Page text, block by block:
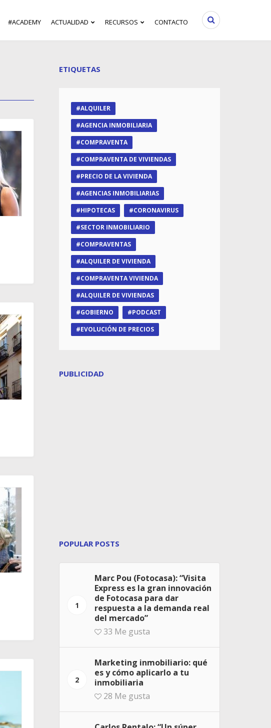
#ACADEMY ACTUALIDAD RECURSOS CONTACTO
ETIQUETAS
ALQUILER
AGENCIA INMOBILIARIA
COMPRAVENTA
COMPRAVENTA DE VIVIENDAS
PRECIO DE LA VIVIENDA
AGENCIAS INMOBILIARIAS
HIPOTECAS
CORONAVIRUS
SECTOR INMOBILIARIO
COMPRAVENTAS
ALQUILER DE VIVIENDA
COMPRAVENTA VIVIENDA
ALQUILER DE VIVIENDAS
GOBIERNO
PODCAST
EVOLUCIÓN DE PRECIOS
PUBLICIDAD
POPULAR POSTS
1
Marc Pou (Fotocasa): “Visita
Express es la gran innovación
de Fotocasa para dar
respuesta a la demanda real
del mercado”
33 Me gusta
2
Marketing inmobiliario: qué
es y cómo aplicarlo a tu
inmobiliaria
28 Me gusta